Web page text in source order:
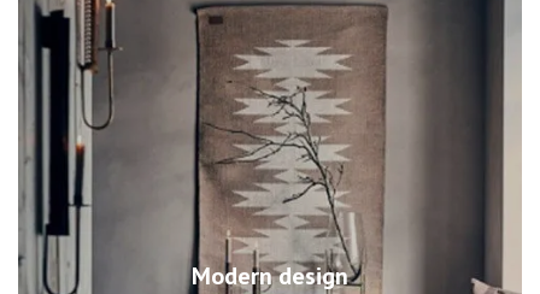
Modern design